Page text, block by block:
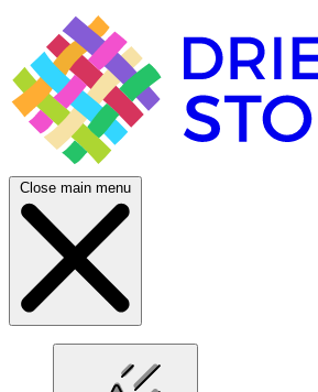
Close main menu